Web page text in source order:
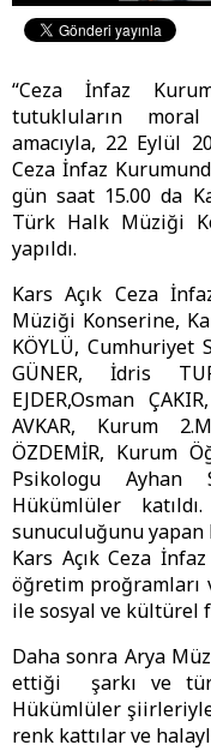
“Ceza İnfaz
tutukluların moral
amacıyla, 22 Eylül
Ceza İnfaz
gün saat 15.00 da
Türk Halk Müziği
yapıldı.
Kars Açık Ceza
Müziği Konserine,
KÖYLÜ, Cumhuriyet
GÜNER, İdris
EJDER,Osman
AVKAR, Kurum
ÖZDEMİR, Kurum
Psikologu Ayhan
Hükümlüler
sunuculuğunu
Kars Açık Ceza
öğretim proğramları
ile sosyal ve kültürel
Daha sonra Arya
ettiği şarkı ve
Hükümlüler
renk kattılar ve